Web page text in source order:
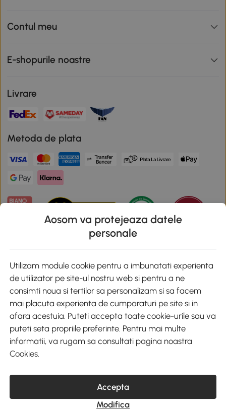
Contul meu
E-shopurile noastre
Livrare
Metoda de plata
Descarca aplicatia Aosom
Google Play
+40 312294730 clienti@aosom.ro
Romania, Bucureşti Sectorul 2, Str. Barbu Paris Mumuleanu, Nr. 30-
CUI: 49266464
COD CAEN: 4755
Reg. Com. J2023023738408
Capital Social 200
Aosom va protejeaza datele
personale
Utilizam module cookie pentru a imbunatati experienta
de utilizator pe site-ul nostru web si pentru a ne
consimti noua si tertilor sa personalizam si sa facem
mai placuta experienta de cumparaturi pe site si in
afara acestuia. Puteti accepta toate cookie-urile sau va
puteti seta propriile preferinte. Pentru mai multe
informatii, va rugam sa consultati pagina noastra
Cookies.
Accepta
Modifica